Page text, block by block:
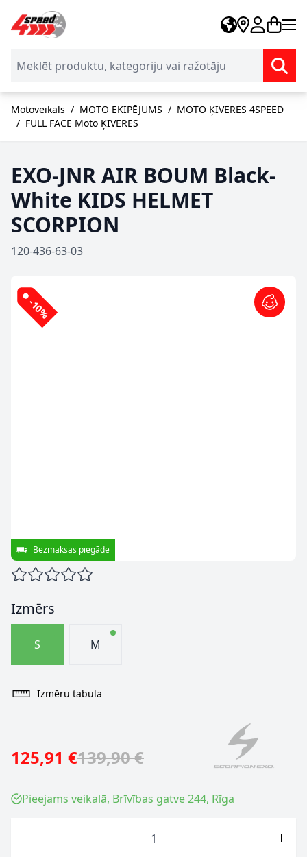
Skip to Content
Motoveikals / MOTO EKIPĒJUMS / MOTO ĶIVERES 4SPEED
/ FULL FACE Moto ĶIVERES
EXO-JNR AIR BOUM Black-
White KIDS HELMET
SCORPION
120-436-63-03
-10%
Bezmaksas piegāde
Izmērs
S M
Izmēru tabula
125,91 €139,90 €
Pieejams veikalā, Brīvības gatve 244, Rīga